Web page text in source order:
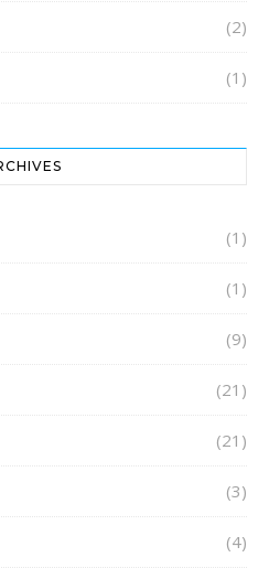
(2)
(1)
(1)
(1)
(9)
(21)
(21)
(3)
(4)